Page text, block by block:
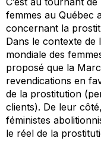
femmes au Québec
concernant la
Dans le contexte de
mondiale des
proposé que la
revendications en
de la prostitution
clients). De leur
féministes
le réel de la